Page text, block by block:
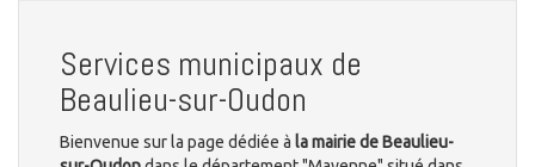
Services municipaux de
Beaulieu-sur-Oudon
Bienvenue sur la page dédiée à la mairie de Beaulieu-